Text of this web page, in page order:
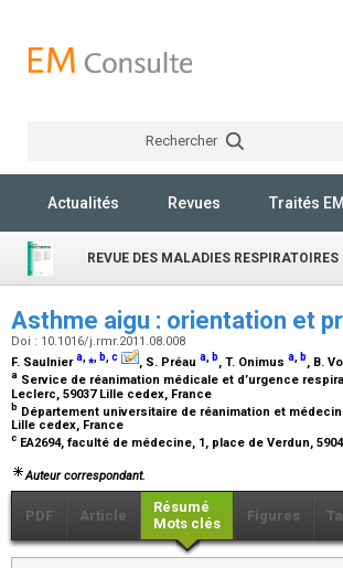
Rechercher
Actualités Revues Traités
REVUE DES MALADIES RESPIRATOIRES
Asthme aigu : orientation et
Doi : 10.1016/j.rmr.2011.08.008
F. Saulniera,⁎, b,c , S. Préau a, b, T. Onimus a, b, B.
a Service de réanimation médicale et d’urgence
Leclerc, 59037 Lille cedex, France
b Département universitaire de réanimation et
Lille cedex, France
c EA2694, faculté de médecine, 1, place de Verdun,
Auteur correspondant.
PDF Article
Résumé
Mots clés
Figures